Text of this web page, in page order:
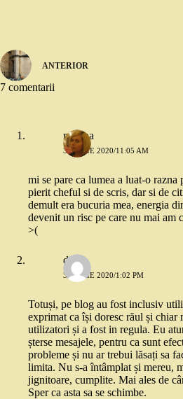
ANTERIOR
7 comentarii
miruna
31 IULIE 2020/11:05 AM
mi se pare ca lumea a luat-o razna
pierit cheful si de scris, dar si de
demult era bucuria mea, energia
devenit un risc pe care nu mai am
>(
deea
31 IULIE 2020/1:02 PM
Totuși, pe blog au fost inclusiv
exprimat ca își doresc răul și chiar
utilizatori și a fost in regula. Eu
șterse mesajele, pentru ca sunt
probleme și nu ar trebui lăsați sa
limita. Nu s-a întâmplat și mereu,
jignitoare, cumplite. Mai ales de
Sper ca asta sa se schimbe.